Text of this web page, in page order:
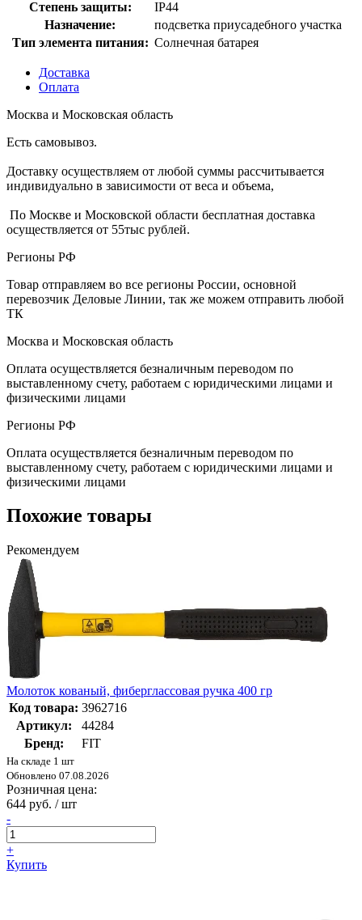
Степень защиты:
IP44
Назначение:
подсветка приусадебного участка
Тип элемента питания: Солнечная батарея
Доставка
Оплата
Москва и Московская область
Есть самовывоз.
Доставку осуществляем от любой суммы рассчитывается
индивидуально в зависимости от веса и объема,
По Москве и Московской области бесплатная доставка
осуществляется от 55тыс рублей.
Регионы РФ
Товар отправляем во все регионы России, основной
перевозчик Деловые Линии, так же можем отправить любой
ТК
Москва и Московская область
Оплата осуществляется безналичным переводом по
выставленному счету, работаем с юридическими лицами и
физическими лицами
Регионы РФ
Оплата осуществляется безналичным переводом по
выставленному счету, работаем с юридическими лицами и
физическими лицами
Похожие товары
Рекомендуем
Молоток кованый, фиберглассовая ручка 400 гр
Код товара: 3962716
Артикул:
44284
Бренд:
FIT
На складе 1 шт
Обновлено 07.08.2026
Розничная цена:
644 руб. / шт
-
+
Купить